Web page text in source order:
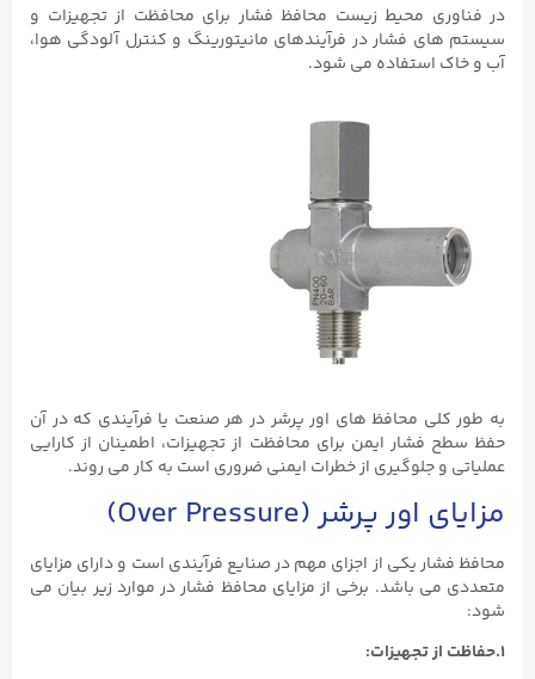
در فناوری محیط زیست محافظ فشار برای محافظت از تجهیزات و
سیستم‌ های فشار در فرآیندهای مانیتورینگ و کنترل آلودگی هوا،
آب و خاک استفاده می‌ شود.
به طور کلی محافظ های اور پرشر در هر صنعت یا فرآیندی که در آن
حفظ سطح فشار ایمن برای محافظت از تجهیزات، اطمینان از کارایی
عملیاتی و جلوگیری از خطرات ایمنی ضروری است به کار می روند.
مزایای اور پرشر (Over Pressure)
محافظ فشار یکی از اجزای مهم در صنایع فرآیندی است و دارای مزایای
متعددی می باشد. برخی از مزایای محافظ فشار در موارد زیر بیان می
شود:
۱.حفاظت از تجهیزات: